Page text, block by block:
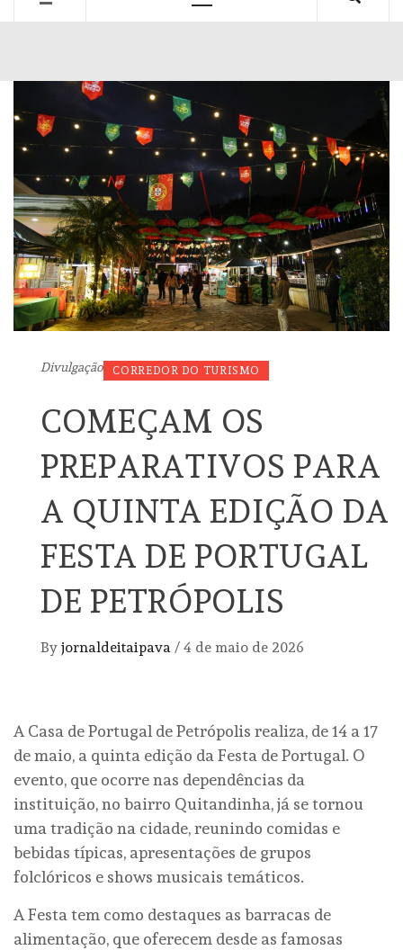
Divulgação CORREDOR DO TURISMO
COMEÇAM OS
PREPARATIVOS PARA
A QUINTA EDIÇÃO DA
FESTA DE PORTUGAL
DE PETRÓPOLIS
By jornaldeitaipava / 4 de maio de 2026
A Casa de Portugal de Petrópolis realiza, de 14 a 17
de maio, a quinta edição da Festa de Portugal. O
evento, que ocorre nas dependências da
instituição, no bairro Quitandinha, já se tornou
uma tradição na cidade, reunindo comidas e
bebidas típicas, apresentações de grupos
folclóricos e shows musicais temáticos.
A Festa tem como destaques as barracas de
alimentação, que oferecem desde as famosas